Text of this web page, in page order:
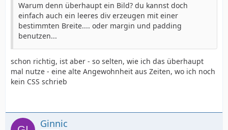
Warum denn überhaupt ein Bild? du kannst doch
einfach auch ein leeres div erzeugen mit einer
bestimmten Breite.... oder margin und padding
benutzen...
schon richtig, ist aber - so selten, wie ich das überhaupt
mal nutze - eine alte Angewohnheit aus Zeiten, wo ich noch
kein CSS schrieb
Ginnic